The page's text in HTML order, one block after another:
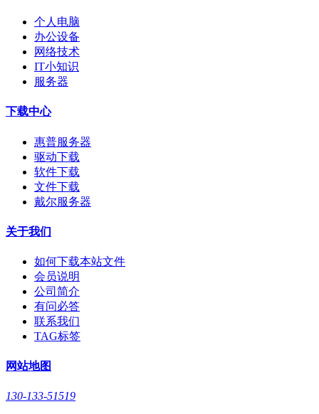
个人电脑
办公设备
网络技术
IT小知识
服务器
下载中心
惠普服务器
驱动下载
软件下载
文件下载
戴尔服务器
关于我们
如何下载本站文件
会员说明
公司简介
有问必答
联系我们
TAG标签
网站地图
130-133-51519